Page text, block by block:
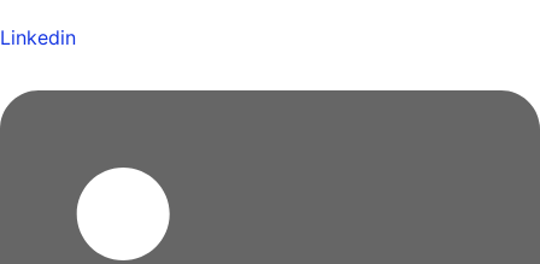
Linkedin